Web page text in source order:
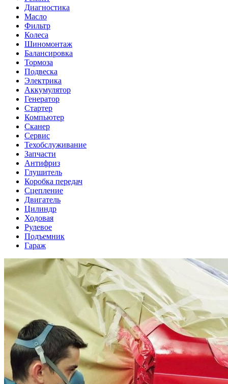
Диагностика
Масло
Фильтр
Колеса
Шиномонтаж
Балансировка
Тормоза
Подвеска
Электрика
Аккумулятор
Генератор
Стартер
Компьютер
Сканер
Сервис
Техобслуживание
Запчасти
Антифриз
Глушитель
Коробка передач
Сцепление
Двигатель
Цилиндр
Ходовая
Рулевое
Подъемник
Гараж